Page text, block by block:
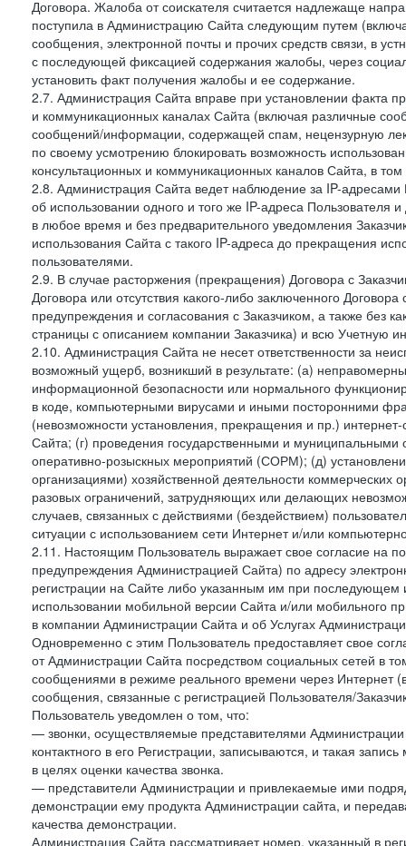
Договора. Жалоба от соискателя считается надлежаще
поступила в Администрацию Сайта следующим путем
сообщения, электронной почты и прочих средств связи, в
с последующей фиксацией содержания жалобы, через
установить факт получения жалобы и ее содержание.
2.7. Администрация Сайта вправе при установлении факта
и коммуникационных каналах Сайта (включая различные
сообщений/информации, содержащей спам, нецензурную
по своему усмотрению блокировать возможность
консультационных и коммуникационных каналов Сайта, в
2.8. Администрация Сайта ведет наблюдение за IP-
об использовании одного и того же IP-адреса Пользователя
в любое время и без предварительного уведомления
использования Сайта с такого IP-адреса до прекращения
пользователями.
2.9. В случае расторжения (прекращения) Договора с
Договора или отсутствия какого-либо заключенного
предупреждения и согласования с Заказчиком, а также без
страницы с описанием компании Заказчика) и всю Учетную
2.10. Администрация Сайта не несет ответственности за
возможный ущерб, возникший в результате: (а)
информационной безопасности или нормального
в коде, компьютерными вирусами и иными посторонними
(невозможности установления, прекращения и пр.)
Сайта; (г) проведения государственными и
оперативно-розыскных мероприятий (СОРМ); (д)
организациями) хозяйственной деятельности коммерческих
разовых ограничений, затрудняющих или делающих
случаев, связанных с действиями (бездействием)
ситуации с использованием сети Интернет и/или
2.11. Настоящим Пользователь выражает свое согласие на
предупреждения Администрацией Сайта) по адресу
регистрации на Сайте либо указанным им при
использовании мобильной версии Сайта и/или мобильного
в компании Администрации Сайта и об Услугах
Одновременно с этим Пользователь предоставляет свое
от Администрации Сайта посредством социальных сетей в
сообщениями в режиме реального времени через Интернет
сообщения, связанные с регистрацией Пользователя/
Пользователь уведомлен о том, что:
— звонки, осуществляемые представителями
контактного в его Регистрации, записываются, и такая
в целях оценки качества звонка.
— представители Администрации и привлекаемые ими
демонстрации ему продукта Администрации сайта, и
качества демонстрации.
Администрация Сайта рассматривает номер, указанный в